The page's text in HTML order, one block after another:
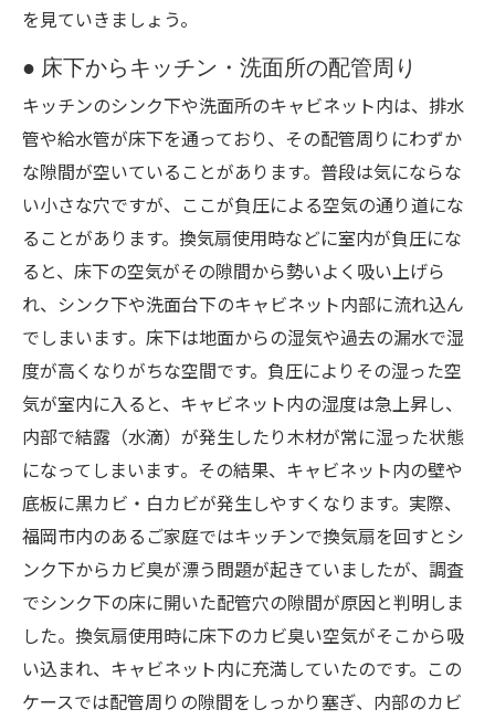
を見ていきましょう。
● 床下からキッチン・洗面所の配管周り
キッチンのシンク下や洗面所のキャビネット内は、排水
管や給水管が床下を通っており、その配管周りにわずか
な隙間が空いていることがあります。普段は気にならな
い小さな穴ですが、ここが負圧による空気の通り道にな
ることがあります。換気扇使用時などに室内が負圧にな
ると、床下の空気がその隙間から勢いよく吸い上げら
れ、シンク下や洗面台下のキャビネット内部に流れ込ん
でしまいます​。床下は地面からの湿気や過去の漏水で湿
度が高くなりがちな空間です。負圧によりその湿った空
気が室内に入ると、キャビネット内の湿度は急上昇し、
内部で結露（水滴）が発生したり木材が常に湿った状態
になってしまいます​。その結果、キャビネット内の壁や
底板に黒カビ・白カビが発生しやすくなります。実際、
福岡市内のあるご家庭ではキッチンで換気扇を回すとシ
ンク下からカビ臭が漂う問題が起きていましたが、調査
でシンク下の床に開いた配管穴の隙間が原因と判明しま
した​。換気扇使用時に床下のカビ臭い空気がそこから吸
い込まれ、キャビネット内に充満していたのです。この
ケースでは配管周りの隙間をしっかり塞ぎ、内部のカビ